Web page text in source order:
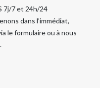
7j/7 et 24h/24
dans l’immédiat,
le formulaire ou à nous